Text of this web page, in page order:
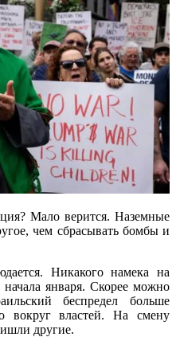
Мало верится. Наземные
чем сбрасывать бомбы и
Никакого намека на
января. Скорее можно
беспредел больше
вокруг властей. На смену
другие.